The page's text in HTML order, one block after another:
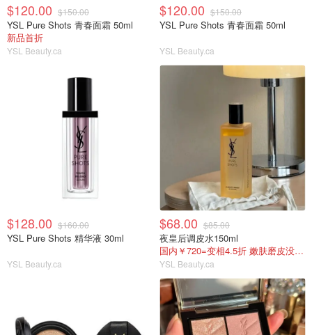
$120.00 $150.00
YSL Pure Shots 青春面霜 50ml
新品首折
YSL Beauty.ca
$120.00 $150.00
YSL Pure Shots 青春面霜 50ml
YSL Beauty.ca
$128.00 $160.00
YSL Pure Shots 精华液 30ml
YSL Beauty.ca
$68.00 $85.00
夜皇后调皮水150ml
国内￥720=变相4.5折 嫩肤磨皮没对手!
YSL Beauty.ca